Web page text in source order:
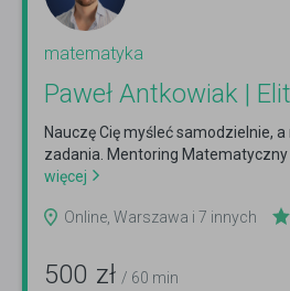
matematyka
Paweł Antkowiak |
Nauczę Cię myśleć samodzielnie,
zadania. Mentoring Matematyczny
więcej
Online, Warszawa i 7 innych
500 zł / 60 min